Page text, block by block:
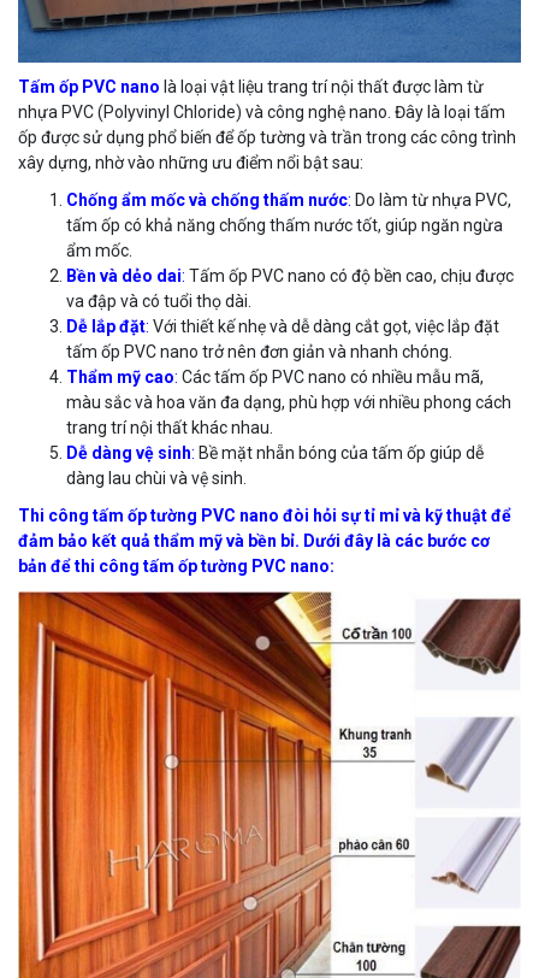
Tấm ốp PVC nano là loại vật liệu trang trí nội thất được làm từ
nhựa PVC (Polyvinyl Chloride) và công nghệ nano. Đây là loại tấm
ốp được sử dụng phổ biến để ốp tường và trần trong các công trình
xây dựng, nhờ vào những ưu điểm nổi bật sau:
Chống ẩm mốc và chống thấm nước: Do làm từ nhựa PVC,
tấm ốp có khả năng chống thấm nước tốt, giúp ngăn ngừa
ẩm mốc.
Bền và dẻo dai: Tấm ốp PVC nano có độ bền cao, chịu được
va đập và có tuổi thọ dài.
Dễ lắp đặt: Với thiết kế nhẹ và dễ dàng cắt gọt, việc lắp đặt
tấm ốp PVC nano trở nên đơn giản và nhanh chóng.
Thẩm mỹ cao: Các tấm ốp PVC nano có nhiều mẫu mã,
màu sắc và hoa văn đa dạng, phù hợp với nhiều phong cách
trang trí nội thất khác nhau.
Dễ dàng vệ sinh: Bề mặt nhẵn bóng của tấm ốp giúp dễ
dàng lau chùi và vệ sinh.
Thi công tấm ốp tường PVC nano đòi hỏi sự tỉ mỉ và kỹ thuật để
đảm bảo kết quả thẩm mỹ và bền bỉ. Dưới đây là các bước cơ
bản để thi công tấm ốp tường PVC nano: